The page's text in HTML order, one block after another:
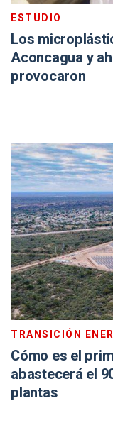
ESTUDIO
Los
Aconcagua y
provocaron
TRANSICIÓN
Cómo es el
abastecerá el
plantas